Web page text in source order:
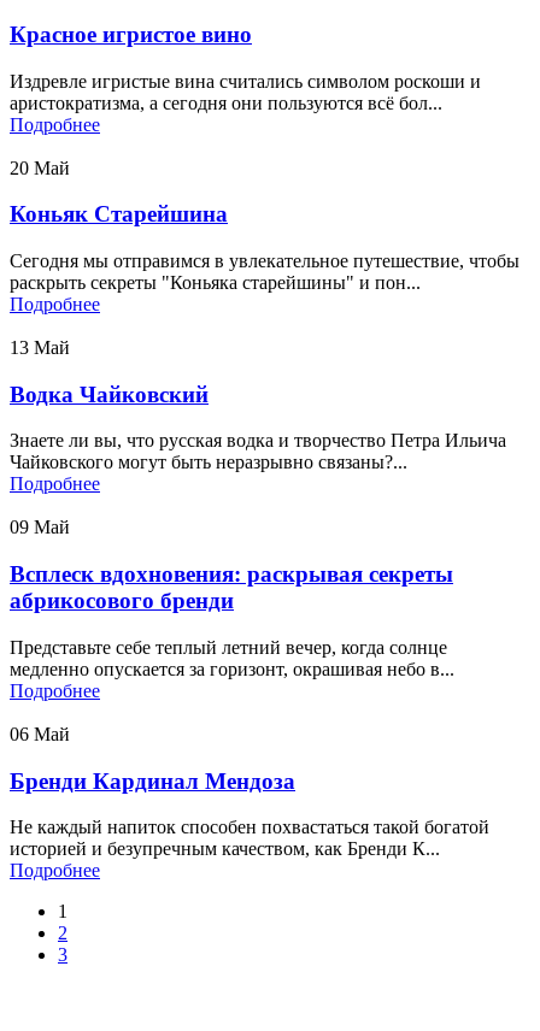
Красное игристое вино
Издревле игристые вина считались символом роскоши и
аристократизма, а сегодня они пользуются всё бол...
Подробнее
20 Май
Коньяк Старейшина
Сегодня мы отправимся в увлекательное путешествие, чтобы
раскрыть секреты "Коньяка старейшины" и пон...
Подробнее
13 Май
Водка Чайковский
Знаете ли вы, что русская водка и творчество Петра Ильича
Чайковского могут быть неразрывно связаны?...
Подробнее
09 Май
Всплеск вдохновения: раскрывая секреты
абрикосового бренди
Представьте себе теплый летний вечер, когда солнце
медленно опускается за горизонт, окрашивая небо в...
Подробнее
06 Май
Бренди Кардинал Мендоза
Не каждый напиток способен похвастаться такой богатой
историей и безупречным качеством, как Бренди К...
Подробнее
1
2
3